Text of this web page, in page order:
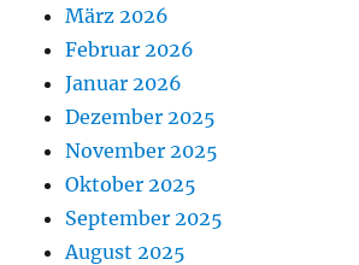
März 2026
Februar 2026
Januar 2026
Dezember 2025
November 2025
Oktober 2025
September 2025
August 2025